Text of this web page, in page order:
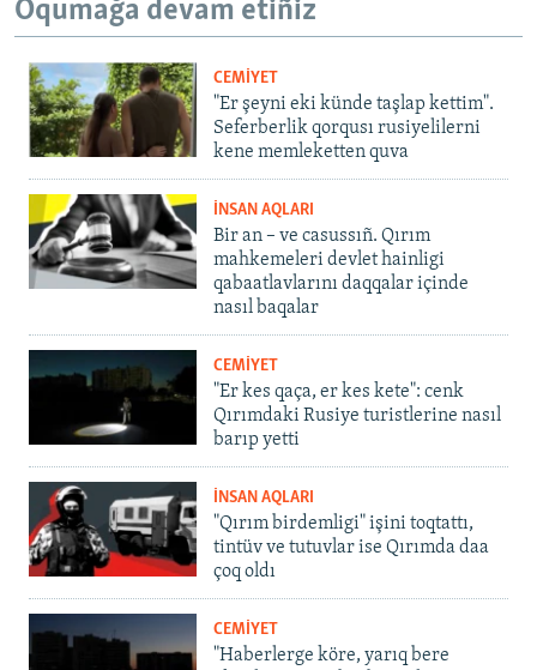
Oqumağa devam etiñiz
CEMİYET
"Er şeyni eki künde taşlap kettim".
Seferberlik qorqusı rusiyelilerni
kene memleketten quva
İNSAN AQLARI
Bir an – ve casussıñ. Qırım
mahkemeleri devlet hainligi
qabaatlavlarını daqqalar içinde
nasıl baqalar
CEMİYET
"Er kes qaça, er kes kete": cenk
Qırımdaki Rusiye turistlerine nasıl
barıp yetti
İNSAN AQLARI
"Qırım birdemligi" işini toqtattı,
tintüv ve tutuvlar ise Qırımda daa
çoq oldı
CEMİYET
"Haberlerge köre, yarıq bere